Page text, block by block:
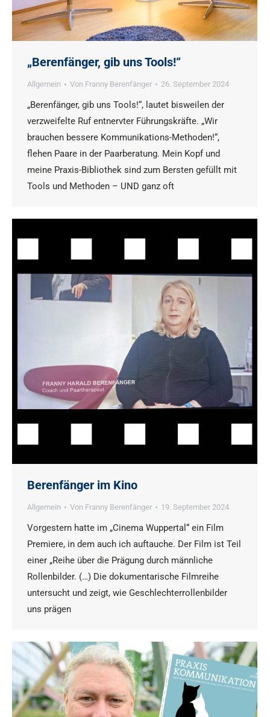
„Berenfänger, gib uns Tools!“
Allgemein Von Franny Berenfänger 26. September 2024
„Berenfänger, gib uns Tools!“, lautet bisweilen der
verzweifelte Ruf entnervter Führungskräfte. „Wir
brauchen bessere Kommunikations-Methoden!“,
flehen Paare in der Paarberatung. Mein Kopf und
meine Praxis-Bibliothek sind zum Bersten gefüllt mit
Tools und Methoden – UND ganz oft
Berenfänger im Kino
Allgemein Von Franny Berenfänger 19. September 2024
Vorgestern hatte im „Cinema Wuppertal“ ein Film
Premiere, in dem auch ich auftauche. Der Film ist Teil
einer „Reihe über die Prägung durch männliche
Rollenbilder. (…) Die dokumentarische Filmreihe
untersucht und zeigt, wie Geschlechterrollenbilder
uns prägen